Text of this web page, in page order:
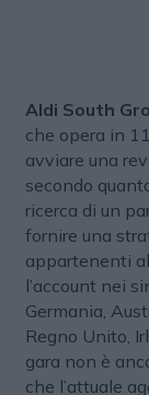
Aldi South
che opera in
avviare una
secondo
ricerca di un
fornire una
appartenenti
l’account nei
Germania,
Regno Unito,
gara non è
che l’attuale